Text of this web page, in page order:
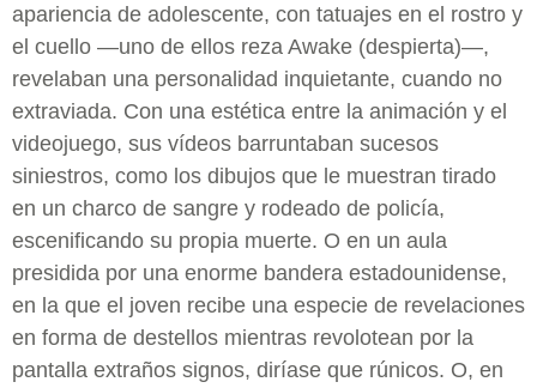
apariencia de adolescente, con tatuajes en el rostro y
el cuello —uno de ellos reza Awake (despierta)—,
revelaban una personalidad inquietante, cuando no
extraviada. Con una estética entre la animación y el
videojuego, sus vídeos barruntaban sucesos
siniestros, como los dibujos que le muestran tirado
en un charco de sangre y rodeado de policía,
escenificando su propia muerte. O en un aula
presidida por una enorme bandera estadounidense,
en la que el joven recibe una especie de revelaciones
en forma de destellos mientras revolotean por la
pantalla extraños signos, diríase que rúnicos. O, en